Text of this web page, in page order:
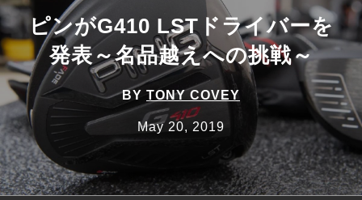
ピンがG410 LSTドライバーを
発表～名品越えへの挑戦～
BY TONY COVEY
May 20, 2019
NEW RELEASES 新製品情報
HOW TO ゴルフ上達・実践テクニック
LAB テスト・データ検証
Golf News ゴルフニュース
REVIEWS 製品レビュー
DRIVERS ドライバー
※メーカー名やクラブ名など、検索したい事柄を入
力してください。
検索